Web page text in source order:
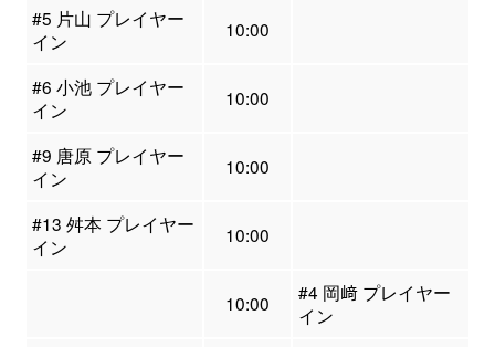
#5 片山 プレイヤー
イン
10:00
#6 小池 プレイヤー
イン
10:00
#9 唐原 プレイヤー
イン
10:00
#13 舛本 プレイヤー
イン
10:00
10:00
#4 岡﨑 プレイヤー
イン